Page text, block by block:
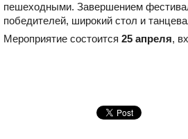
пешеходными. Завершением
победителей, широкий стол и
Мероприятие состоится 25 апреля,